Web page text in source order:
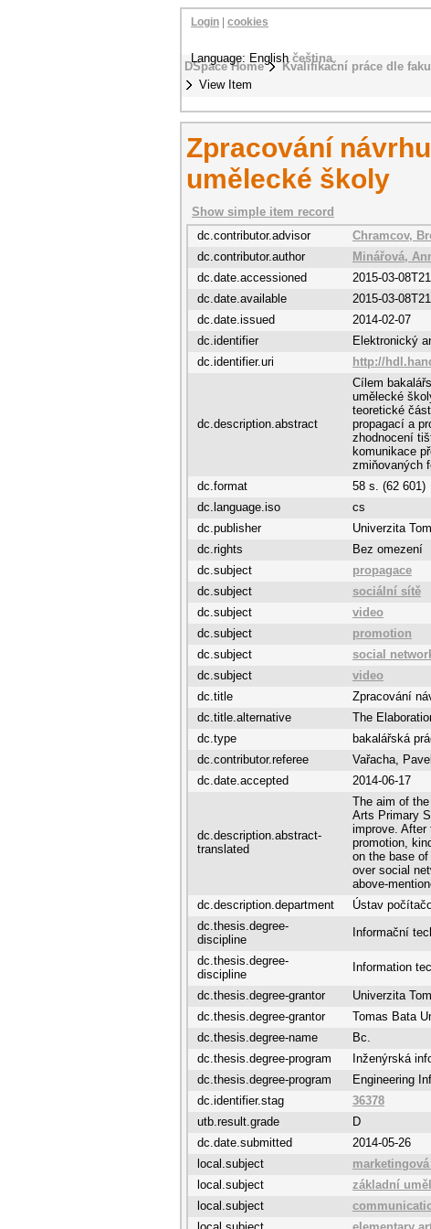
DSpace Home Kvalifikační práce dle
View Item
Login cookies
Language: Englishčeština
Zpracování
umělecké školy
Show simple item record
dc.contributor.advisor
Chramcov,
dc.contributor.author
Minářová,
dc.date.accessioned
2015-03-
dc.date.available
2015-03-
dc.date.issued
2014-02-07
dc.identifier
Elektronický
dc.identifier.uri
http://
dc.description.abstract
Cílem
umělecké
teoretické
propagací a
zhodnocení
komunikace
zmiňovaných
dc.format
58 s. (62 601)
dc.language.iso
cs
dc.publisher
Univerzita
dc.rights
Bez omezení
dc.subject
propagace
dc.subject
sociální sítě
dc.subject
video
dc.subject
promotion
dc.subject
social
dc.subject
video
dc.title
Zpracování
dc.title.alternative
The
dc.type
bakalářská
dc.contributor.referee
Vařacha, Pavel
dc.date.accepted
2014-06-17
dc.description.abstract-
translated
The aim of
Arts Primary
improve. After
promotion,
on the base
over social
above-
dc.description.department
Ústav
dc.thesis.degree-
discipline
Informační
dc.thesis.degree-
discipline
Information
dc.thesis.degree-grantor Univerzita
dc.thesis.degree-grantor
Tomas Bata
dc.thesis.degree-name
Bc.
dc.thesis.degree-program
Inženýrská
dc.thesis.degree-program
Engineering
dc.identifier.stag
36378
utb.result.grade
D
dc.date.submitted
2014-05-26
local.subject
local.subject
základní
local.subject